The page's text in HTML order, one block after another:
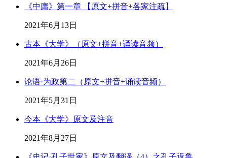
《中庸》第一章 【原文+拼音+各家注疏】
2021年6月13日
古本《大学》（原文+拼音+诵读音频）
2021年6月26日
论语·为政第二（原文+拼音+诵读音频）
2021年5月31日
今本《大学》原文及注音
2021年8月27日